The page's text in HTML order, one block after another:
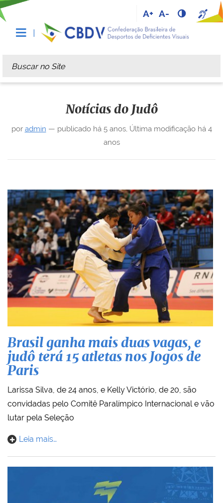
A+ A-
Busca
Busca Avançada…
Notícias do Judô
por admin — publicado há 5 anos, Última modificação há 4
anos
Brasil ganha mais duas vagas, e
judô terá 15 atletas nos Jogos de
Paris
Larissa Silva, de 24 anos, e Kelly Victório, de 20, são
convidadas pelo Comitê Paralímpico Internacional e vão
lutar pela Seleção
Leia mais…